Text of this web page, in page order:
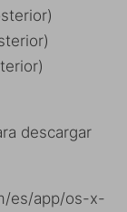
descargar
es/app/os-x-